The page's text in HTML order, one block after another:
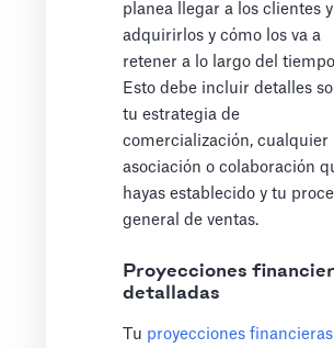
planea llegar a los clientes y
adquirirlos y cómo los va a
retener a lo largo del
Esto debe incluir detalles
tu estrategia de
comercialización, cualquier
asociación o colaboración
hayas establecido y tu
general de ventas.
Proyecciones
detalladas
Tu proyecciones financieras